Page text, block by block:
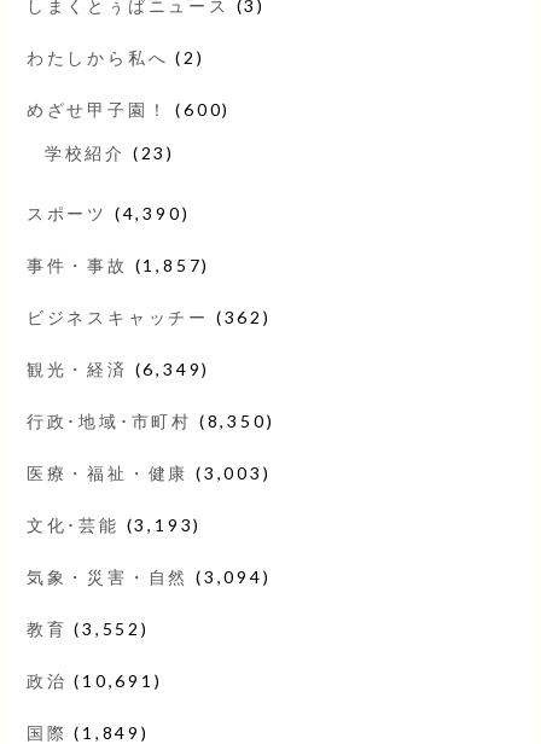
しまくとぅばニュース (3)
わたしから私へ (2)
めざせ甲子園！ (600)
学校紹介 (23)
スポーツ (4,390)
事件・事故 (1,857)
ビジネスキャッチー (362)
観光・経済 (6,349)
行政･地域･市町村 (8,350)
医療・福祉・健康 (3,003)
文化･芸能 (3,193)
気象・災害・自然 (3,094)
教育 (3,552)
政治 (10,691)
国際 (1,849)